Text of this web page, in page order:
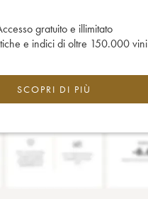
gratuito e illimitato
e indici di oltre 150.000 vini
SCOPRI DI PIÙ